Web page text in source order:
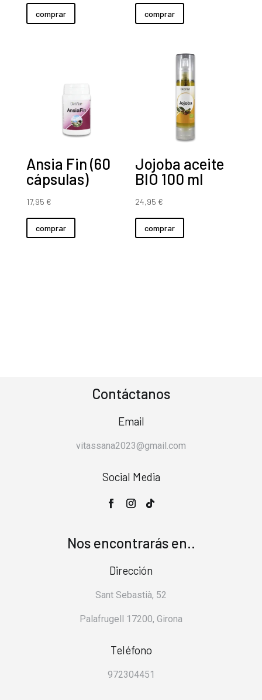
comprar comprar
Ansia Fin (60
cápsulas)
17,95 €
comprar
Jojoba aceite
BIO 100 ml
24,95 €
comprar
Contáctanos
Email
vitassana2023@gmail.com
Social Media
Nos encontrarás en..
Dirección
Sant Sebastià, 52
Palafrugell 17200, Girona
Teléfono
972304451